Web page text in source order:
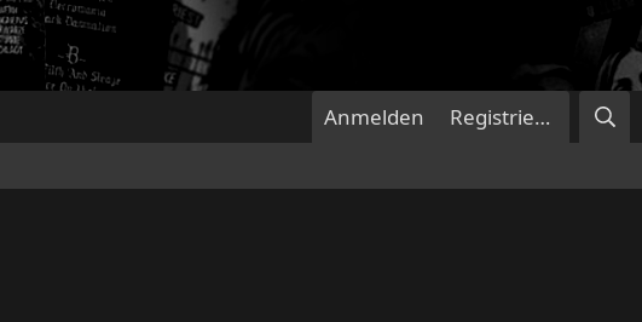
Anmelden Registrieren